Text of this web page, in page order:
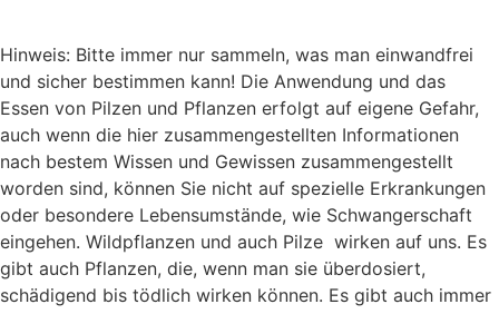
Hinweis: Bitte immer nur sammeln, was man einwandfrei
und sicher bestimmen kann! Die Anwendung und das
Essen von Pilzen und Pflanzen erfolgt auf eigene Gefahr,
auch wenn die hier zusammengestellten Informationen
nach bestem Wissen und Gewissen zusammengestellt
worden sind, können Sie nicht auf spezielle Erkrankungen
oder besondere Lebensumstände, wie Schwangerschaft
eingehen. Wildpflanzen und auch Pilze wirken auf uns. Es
gibt auch Pflanzen, die, wenn man sie überdosiert,
schädigend bis tödlich wirken können. Es gibt auch immer